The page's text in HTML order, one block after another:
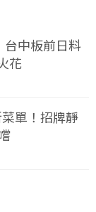
台中板前日料
花
單！招牌靜